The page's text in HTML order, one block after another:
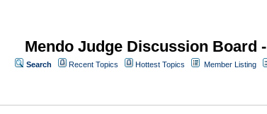
Mendo Judge Discussion Board
Search Recent Topics Hottest Topics Member Listing